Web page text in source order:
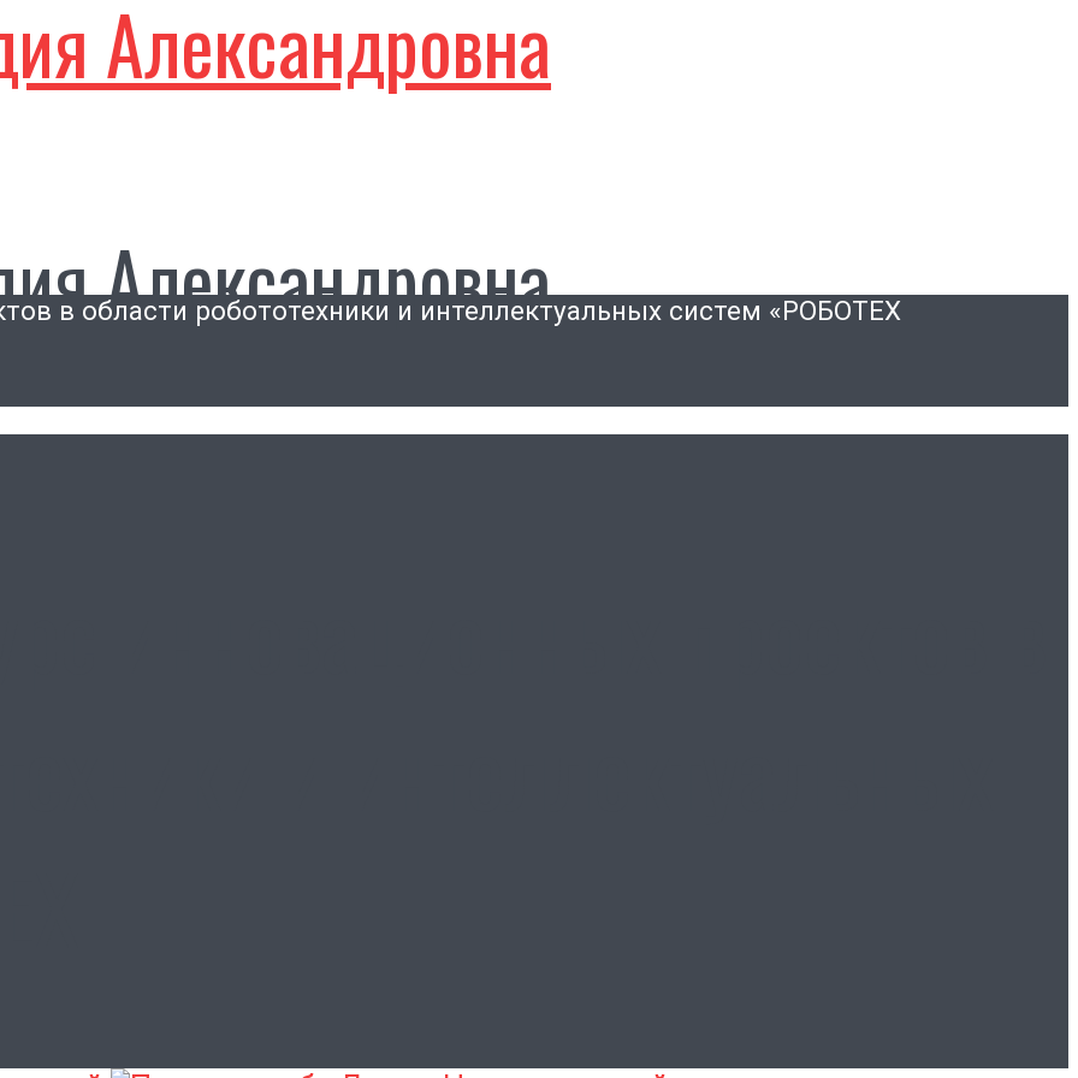
Александровна
Александровна
в области робототехники и интеллектуальных систем «РОБОТЕХ